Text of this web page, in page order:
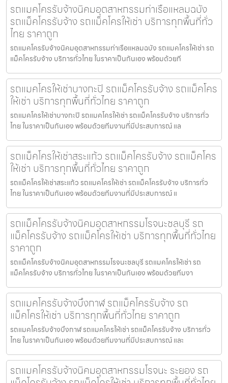
รถแมคโครรับจ้างนิคมอุตสาหกรรมท่าเรือแหลมฉบัง
รถแม็คโครรับจ้าง รถแม็คโครให้เช่า บริการทุกพื้นที่ทั่ว
ไทย ราคาถูก
รถแมคโครรับจ้างนิคมอุตสาหกรรมท่าเรือแหลมฉบัง รถแมคโครให้เช่า รถ
แม็คโครรับจ้าง บริการทั่วไทย ในราคาเป็นกันเอง พร้อมด้วยที
รถแมคโครให้เช่าบางกะปิ รถแม็คโครรับจ้าง รถแม็คโคร
ให้เช่า บริการทุกพื้นที่ทั่วไทย ราคาถูก
รถแมคโครให้เช่าบางกะปิ รถแมคโครให้เช่า รถแม็คโครรับจ้าง บริการทั่ว
ไทย ในราคาเป็นกันเอง พร้อมด้วยทีมงานที่มีประสบการณ์ แล
รถแม็คโครให้เช่าสระแก้ว รถแม็คโครรับจ้าง รถแม็คโคร
ให้เช่า บริการทุกพื้นที่ทั่วไทย ราคาถูก
รถแม็คโครให้เช่าสระแก้ว รถแมคโครให้เช่า รถแม็คโครรับจ้าง บริการทั่ว
ไทย ในราคาเป็นกันเอง พร้อมด้วยทีมงานที่มีประสบการณ์ แ
รถแม็คโครรับจ้างนิคมอุตสาหกรรมโรจนะชลบุรี รถ
แม็คโครรับจ้าง รถแม็คโครให้เช่า บริการทุกพื้นที่ทั่วไทย
ราคาถูก
รถแม็คโครรับจ้างนิคมอุตสาหกรรมโรจนะชลบุรี รถแมคโครให้เช่า รถ
แม็คโครรับจ้าง บริการทั่วไทย ในราคาเป็นกันเอง พร้อมด้วยทีมงา
รถแมคโครรับจ้างบึงกาฬ รถแม็คโครรับจ้าง รถ
แม็คโครให้เช่า บริการทุกพื้นที่ทั่วไทย ราคาถูก
รถแมคโครรับจ้างบึงกาฬ รถแมคโครให้เช่า รถแม็คโครรับจ้าง บริการทั่ว
ไทย ในราคาเป็นกันเอง พร้อมด้วยทีมงานที่มีประสบการณ์ และ
รถแมคโครรับจ้างนิคมอุตสาหกรรมโรจนะ ระยอง รถ